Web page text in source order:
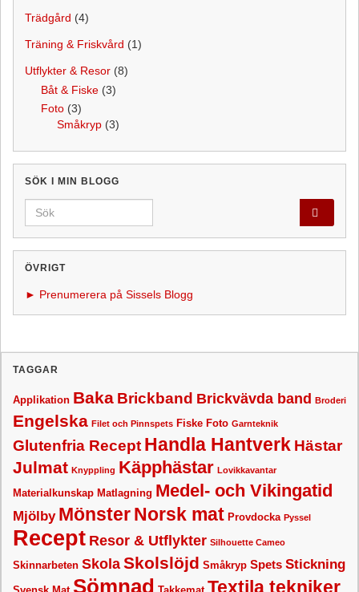
Trädgård (4)
Träning & Friskvård (1)
Utflykter & Resor (8)
Båt & Fiske (3)
Foto (3)
Småkryp (3)
SÖK I MIN BLOGG
Search for:
ÖVRIGT
► Prenumerera på Sissels Blogg
TAGGAR
Applikation Baka Brickband Brickvävda band Broderi
Engelska Filet och Pinnspets Fiske Foto Garnteknik
Glutenfria Recept Handla Hantverk Hästar
Julmat Knyppling Käpphästar Lovikkavantar
Materialkunskap Matlagning Medel- och Vikingatid
Mjölby MönsterNorsk mat Provdocka Pyssel
Recept Resor & Utflykter Silhouette Cameo
Skinnarbeten Skola Skolslöjd Småkryp Spets Stickning
Sömnad Textila tekniker